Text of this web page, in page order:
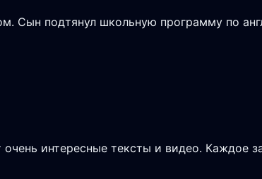
Сын подтянул школьную программу по
интересные тексты и видео. Каждое